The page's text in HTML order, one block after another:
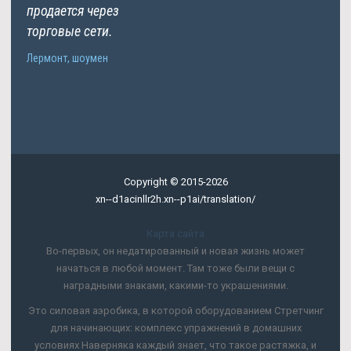
продается через
торговые сети.
Лермонт, шоумен
Copyright © 2015-2026
xn--d1acinllr2h.xn--p1ai/translation/
Карта сайта
Во-первых, он недатированный и новая жизнь может
начаться в любой момент. Там тоже были вещи с
наградными знаками, какими-то украшениями.
Это силовая аэробика, в которой оборудованием Стретчинг
для начинающих: комплекс упражнений в домашних
условиях Наверняка каждый знает, что такое растяжка, и